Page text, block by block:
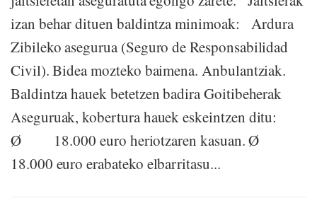
izan behar dituen baldintza minimoak: Ardura
Zibileko asegurua (Seguro de Responsabilidad
Civil). Bidea mozteko baimena. Anbulantziak.
Baldintza hauek betetzen badira Goitibeherak
Aseguruak, kobertura hauek eskeintzen ditu:
Ø 18.000 euro heriotzaren kasuan. Ø
18.000 euro erabateko elbarritasu...